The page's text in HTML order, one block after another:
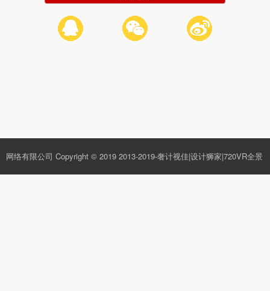
网络有限公司 Copyright © 2019 2013-2019-奢计视佳|设计狮家|720VR全景